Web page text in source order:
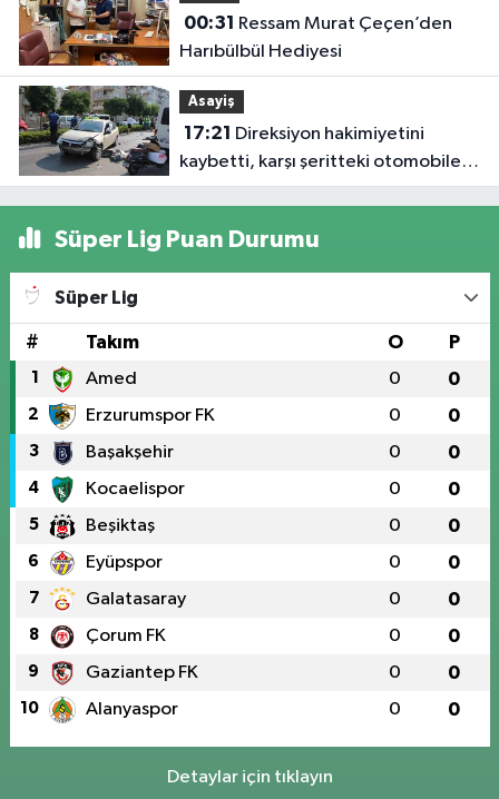
00:31
Harıbülbül Hediyesi
Asayiş
17:21
kaybetti, karşı şeritteki otomobile
çarptı
Süper Lig Puan Durumu
Süper Lig
# Takım O P
1 Amed 0 0
2 Erzurumspor FK 0 0
3 Başakşehir 0 0
4 Kocaelispor 0 0
5 Beşiktaş 0 0
6 Eyüpspor 0 0
7 Galatasaray 0 0
8 Çorum FK 0 0
9 Gaziantep FK 0 0
10 Alanyaspor 0 0
Detaylar için tıklayın